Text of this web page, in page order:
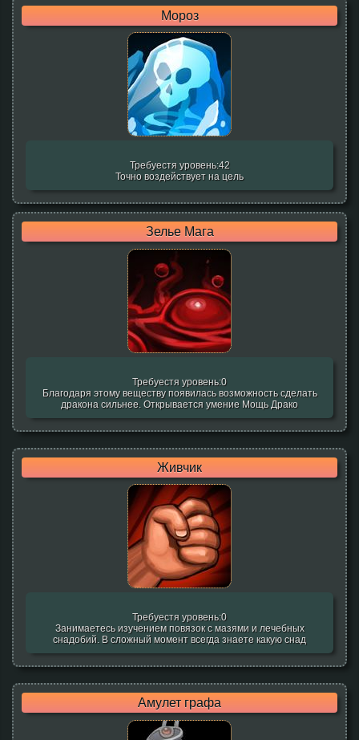
Мороз
Требуестя уровень:42
Точно воздействует на цель
Зелье Мага
Требуестя уровень:0
Благодаря этому веществу появилась возможность сделать
дракона сильнее. Открывается умение Мощь Драко
Живчик
Требуестя уровень:0
Занимаетесь изучением повязок с мазями и лечебных
снадобий. В сложный момент всегда знаете какую снад
Амулет графа